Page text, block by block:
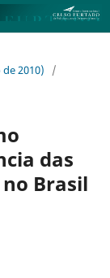
2010)
/
das
Brasil